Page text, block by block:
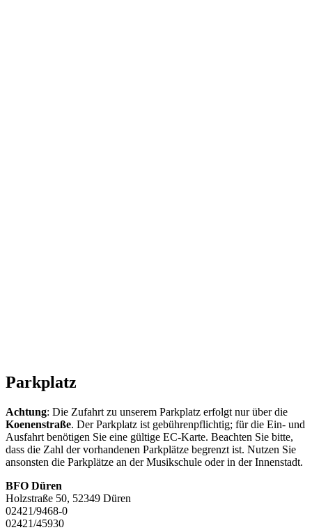
Parkplatz
Achtung: Die Zufahrt zu unserem Parkplatz erfolgt nur über die
Koenenstraße. Der Parkplatz ist gebührenpflichtig; für die Ein- und
Ausfahrt benötigen Sie eine gültige EC-Karte. Beachten Sie bitte,
dass die Zahl der vorhandenen Parkplätze begrenzt ist. Nutzen Sie
ansonsten die Parkplätze an der Musikschule oder in der Innenstadt.
BFO Düren
Holzstraße 50, 52349 Düren
02421/9468-0
02421/45930